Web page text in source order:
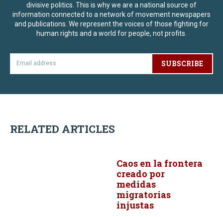
divisive politics. This is why we are a national source of
information connected to a network of movement newspapers
and publications. We represent the voices of those fighting for
human rights and a world for people, not profits.
SUBSCRIBE
RELATED ARTICLES
Caos en la frontera
creado por
medidas
migratorias
injustas